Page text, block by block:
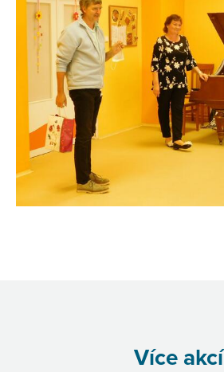
Více akcí